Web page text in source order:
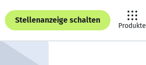
Stellenanzeige schalten
Produkte